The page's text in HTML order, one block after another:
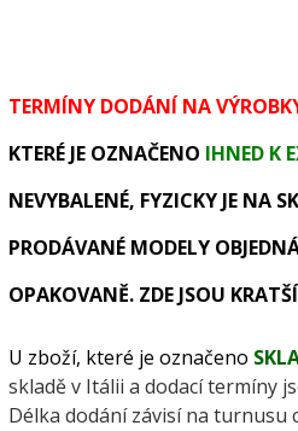
TERMÍNY DODÁNÍ NA
KTERÉ JE OZNAČENO IHNED K
NEVYBALENÉ, FYZICKY JE NA
PRODÁVANÉ MODELY
OPAKOVANĚ. ZDE JSOU
U zboží, které je označeno
skladě v Itálii a dodací termíny
Délka dodání závisí na turnusu